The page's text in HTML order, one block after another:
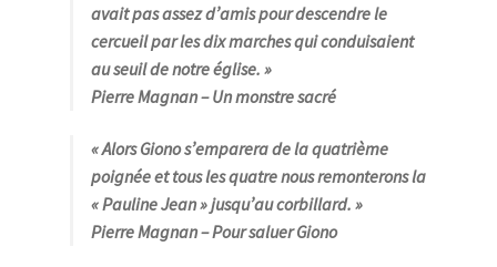
avait pas assez d’amis pour descendre le
cercueil par les dix marches qui conduisaient
au seuil de notre église. »
Pierre Magnan– Un monstre sacré
« Alors Giono s’emparera de la quatrième
poignée et tous les quatre nous remonterons la
« Pauline Jean » jusqu’au corbillard. »
Pierre Magnan– Pour saluer Giono